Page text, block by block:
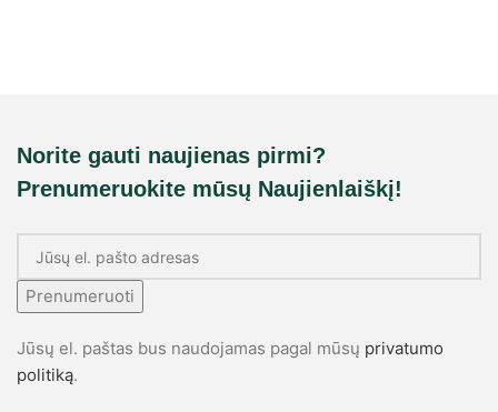
Norite gauti naujienas pirmi?
Prenumeruokite mūsų Naujienlaiškį!
Prenumeruoti
Jūsų el. paštas bus naudojamas pagal mūsų privatumo
politiką.